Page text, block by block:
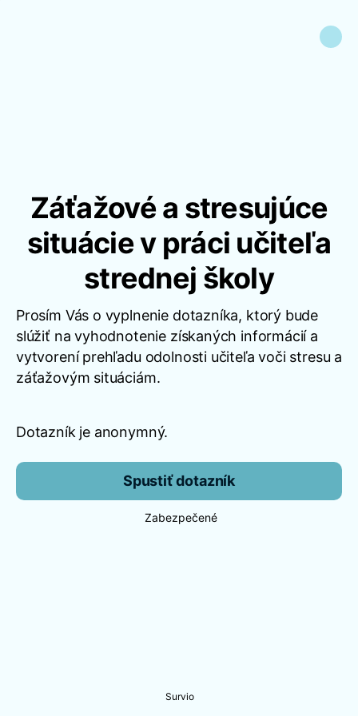
Záťažové a stresujúce
situácie v práci učiteľa
strednej školy
Prosím Vás o vyplnenie dotazníka, ktorý bude
slúžiť na vyhodnotenie získaných informácií a
vytvorení prehľadu odolnosti učiteľa voči stresu a
záťažovým situáciám.
Dotazník je anonymný.
Spustiť dotazník
Zabezpečené
Survio